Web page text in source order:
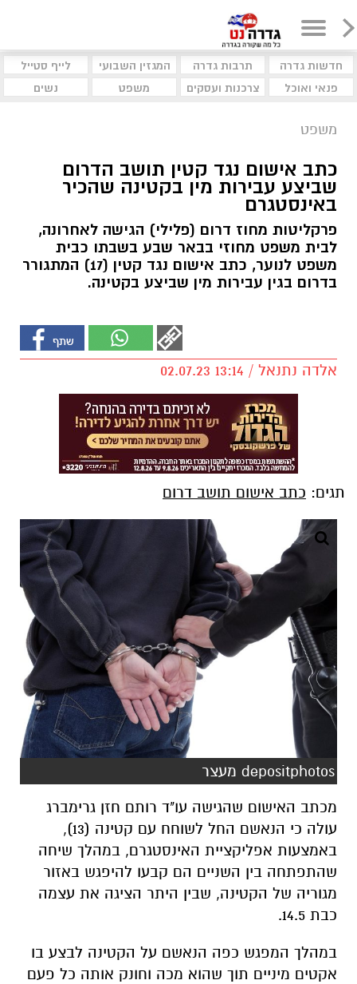
חדשות גדרה תרבות גדרה המגזין השבועי
לייף סטייל
פנאי ואוכל
צרכנות ועסקים משפט נשים
משפט
כתב אישום נגד קטין תושב הדרום
שביצע עבירות מין בקטינה שהכיר
באינסטגרם
פרקליטות מחוז דרום (פלילי) הגישה לאחרונה,
לבית משפט מחוזי בבאר שבע בשבתו כבית
משפט לנוער, כתב אישום נגד קטין (17) המתגורר
בדרום בגין עבירות מין שביצע בקטינה.
אלדה נתנאל / 13:14 02.07.23
תגים: כתב אישום תושב דרום
depositphotos מעצר
מכתב האישום שהגישה עו"ד רותם חזן גרימברג
עולה כי הנאשם החל לשוחח עם קטינה (13),
באמצעות אפליקציית האינסטגרם, במהלך שיחה
שהתפתחה בין השניים הם קבעו להיפגש באזור
מגוריה של הקטינה, שבין היתר הציגה את עצמה
כבת 14.5.
במהלך המפגש כפה הנאשם על הקטינה לבצע בו
אקטים מיניים תוך שהוא מכה וחונק אותה כל פעם